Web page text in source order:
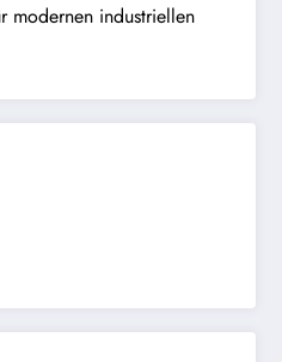
modernen industriellen